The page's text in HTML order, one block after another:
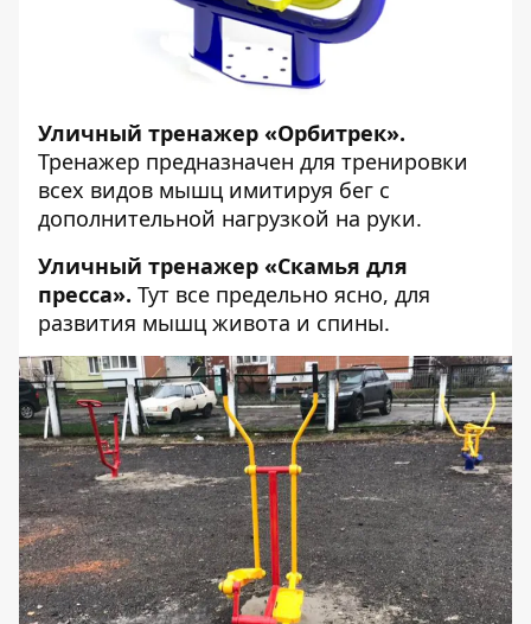
Уличный тренажер «Орбитрек».
Тренажер предназначен для тренировки
всех видов мышц имитируя бег с
дополнительной нагрузкой на руки.
Уличный тренажер «Скамья для
пресса». Тут все предельно ясно, для
развития мышц живота и спины.